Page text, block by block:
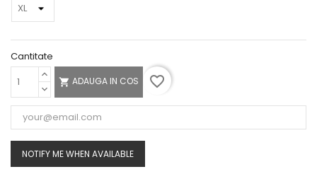
Cantitate
 ADAUGA IN COS favorite_border
NOTIFY ME WHEN AVAILABLE